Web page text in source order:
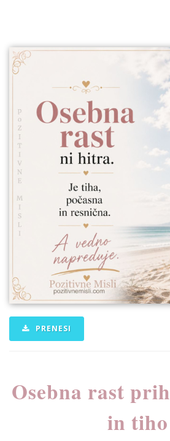
PRENESI
Osebna rast
in tiho